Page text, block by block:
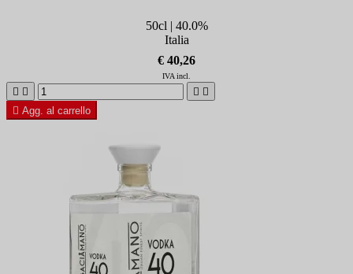
50cl | 40.0%
Italia
€ 40,26
IVA incl.
   
 Agg. al carrello